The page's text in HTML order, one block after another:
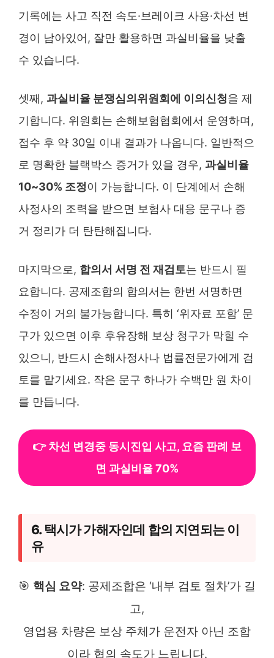
기록에는 사고 직전 속도·브레이크 사용·차선 변
경이 남아있어, 잘만 활용하면 과실비율을 낮출
수 있습니다.
셋째, 과실비율 분쟁심의위원회에 이의신청을 제
기합니다. 위원회는 손해보험협회에서 운영하며,
접수 후 약 30일 이내 결과가 나옵니다. 일반적으
로 명확한 블랙박스 증거가 있을 경우, 과실비율
10~30% 조정이 가능합니다. 이 단계에서 손해
사정사의 조력을 받으면 보험사 대응 문구나 증
거 정리가 더 탄탄해집니다.
마지막으로, 합의서 서명 전 재검토는 반드시 필
요합니다. 공제조합의 합의서는 한번 서명하면
수정이 거의 불가능합니다. 특히 ‘위자료 포함’ 문
구가 있으면 이후 후유장해 보상 청구가 막힐 수
있으니, 반드시 손해사정사나 법률전문가에게 검
토를 맡기세요. 작은 문구 하나가 수백만 원 차이
를 만듭니다.
👉 차선 변경중 동시진입 사고, 요즘 판례 보
면 과실비율 70%
6. 택시가 가해자인데 합의 지연되는 이
유
🎯 핵심 요약: 공제조합은 ‘내부 검토 절차’가 길
고,
영업용 차량은 보상 주체가 운전자 아닌 조합
이라 협의 속도가 느립니다.